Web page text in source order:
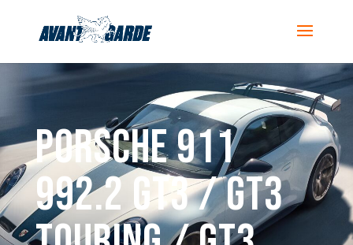
PORSCHE 911
992.2 GT3 / GT3